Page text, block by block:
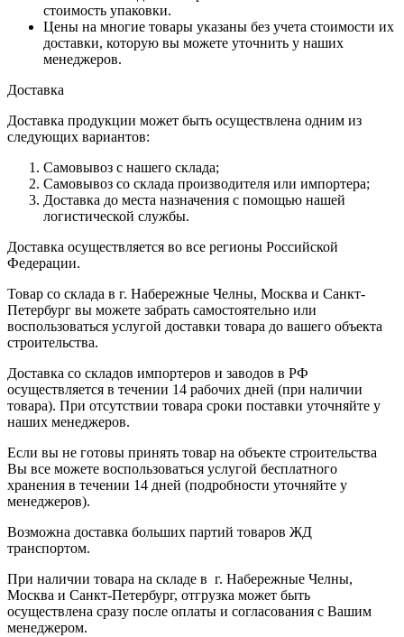
стоимость упаковки.
Цены на многие товары указаны без учета стоимости их
доставки, которую вы можете уточнить у наших
менеджеров.
Доставка
Доставка продукции может быть осуществлена одним из
следующих вариантов:
Самовывоз с нашего склада;
Самовывоз со склада производителя или импортера;
Доставка до места назначения с помощью нашей
логистической службы.
Доставка осуществляется во все регионы Российской
Федерации.
Товар со склада в г. Набережные Челны, Москва и Санкт-
Петербург вы можете забрать самостоятельно или
воспользоваться услугой доставки товара до вашего объекта
строительства.
Доставка со складов импортеров и заводов в РФ
осуществляется в течении 14 рабочих дней (при наличии
товара). При отсутствии товара сроки поставки уточняйте у
наших менеджеров.
Если вы не готовы принять товар на объекте строительства
Вы все можете воспользоваться услугой бесплатного
хранения в течении 14 дней (подробности уточняйте у
менеджеров).
Возможна доставка больших партий товаров ЖД
транспортом.
При наличии товара на складе в г. Набережные Челны,
Москва и Санкт-Петербург, отгрузка может быть
осуществлена сразу после оплаты и согласования с Вашим
менеджером.